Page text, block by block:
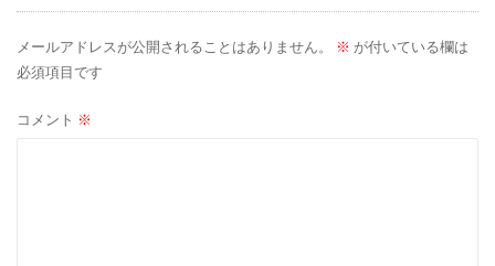
ー
シ
ョ
メールアドレスが公開されることはありません。 ※ が付いている欄は
必須項目です
コメント ※